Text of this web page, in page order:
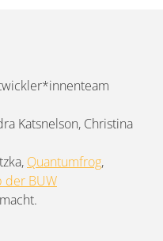
Katsnelson, Christina
Quantumfrog,
der BUW